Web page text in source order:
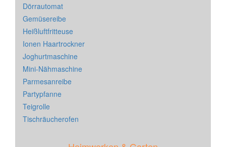
Dörrautomat
Gemüsereibe
Heißluftfritteuse
Ionen Haartrockner
Joghurtmaschine
Mini-Nähmaschine
Parmesanreibe
Partypfanne
Teigrolle
Tischräucherofen